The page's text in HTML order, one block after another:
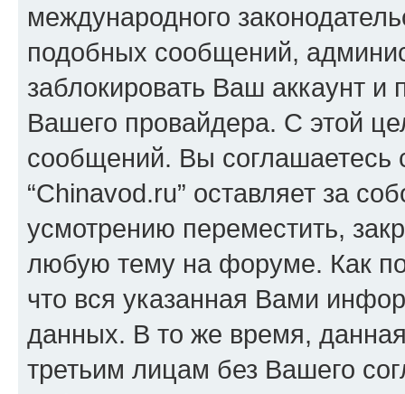
международного
подобных сообщений,
заблокировать Ваш аккаунт и
Вашего провайдера. С этой
сообщений. Вы соглашаетесь
“Chinavod.ru” оставляет за
усмотрению переместить,
любую тему на форуме. Как
что вся указанная Вами
данных. В то же время,
третьим лицам без Вашего